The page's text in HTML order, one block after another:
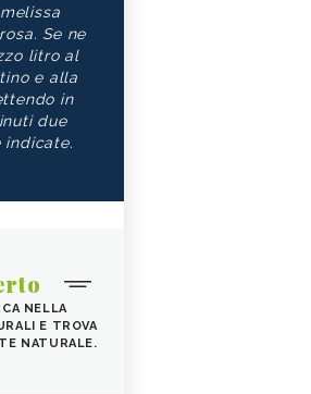
Se ne
litro al
e alla
in
due
indicate.
NELLA
E TROVA
NATURALE.